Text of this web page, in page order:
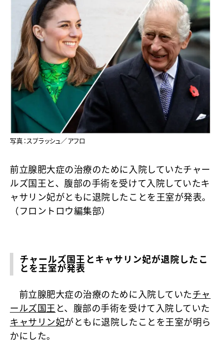
写真：スプラッシュ／アフロ
前立腺肥大症の治療のために入院していたチャー
ルズ国王と、腹部の手術を受けて入院していたキ
ャサリン妃がともに退院したことを王室が発表。
（フロントロウ編集部）
チャールズ国王とキャサリン妃が退院したこ
とを王室が発表
前立腺肥大症の治療のために入院していたチャ
ールズ国王と、腹部の手術を受けて入院していた
キャサリン妃がともに退院したことを王室が明ら
かにした。